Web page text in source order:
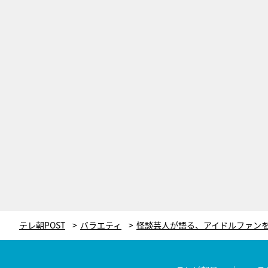
テレ朝POST バラエティ